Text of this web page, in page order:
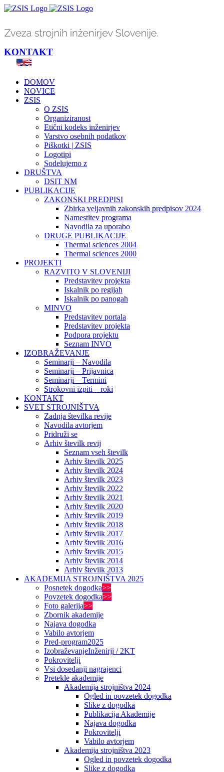
Skip
KONTAKT
DOMOV
NOVICE
ZSIS
O ZSIS
Organiziranost
Etični kodeks inženirjev
Varstvo osebnih podatkov
Piškotki | ZSIS
Logotipi
Sodelujemo z
DRUŠTVA
DSIT NM
PUBLIKACIJE
ZAKONSKI PREDPISI
Zbirka veljavnih zakonskih predpisov 2024
Namestitev programa
Navodila za uporabo
DRUGE PUBLIKACIJE
Thermal sciences 2004
Thermal sciences 2000
PROJEKTI
RAZVITO V SLOVENIJI
Predstavitev projekta
Iskalnik po regijah
Iskalnik po panogah
MINVO
Predstavitev portala
Predstavitev projekta
Podpora projektu
Seznam INVO
IZOBRAŽEVANJE
Seminarji – Navodila
Seminarji – Prijavnica
Seminarji – Termini
Strokovni izpiti – roki
KONTAKT
SVET STROJNIŠTVA
Zadnja številka revije
Navodila avtorjem
Pridruži se
Arhiv številk revij
Seznam vseh številk
Arhiv številk 2025
Arhiv številk 2024
Arhiv številk 2023
Arhiv številk 2022
Arhiv številk 2021
Arhiv številk 2020
Arhiv številk 2019
Arhiv številk 2018
Arhiv številk 2017
Arhiv številk 2016
Arhiv številk 2015
Arhiv številk 2014
Arhiv številk 2013
AKADEMIJA STROJNIŠTVA 2025
Posnetek dogodka>>
Povzetek dogodka>>
Foto galerija>>
Zbornik akademije
Najava dogodka
Vabilo avtorjem
Pred-program2025
IzobraževanjeInženirji / 2KT
Pokrovitelji
Vsi dosedanji nagrajenci
Pretekle akademije
Akademija strojništva 2024
Ogled in povzetek dogodka
Slike z dogodka
Publikacija Akademije
Najava dogodka
Pokrovitelji
Vabilo avtorjem
Akademija strojništva 2023
Ogled in povzetek dogodka
Slike z dogodka